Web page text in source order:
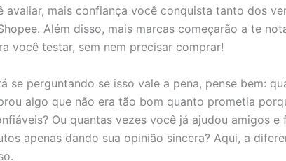
avaliar, mais confiança você conquista tanto dos
Além disso, mais marcas começarão a te
você testar, sem nem precisar comprar!
se perguntando se isso vale a pena, pense bem:
algo que não era tão bom quanto prometia
Ou quantas vezes você já ajudou amigos e
apenas dando sua opinião sincera? Aqui, a